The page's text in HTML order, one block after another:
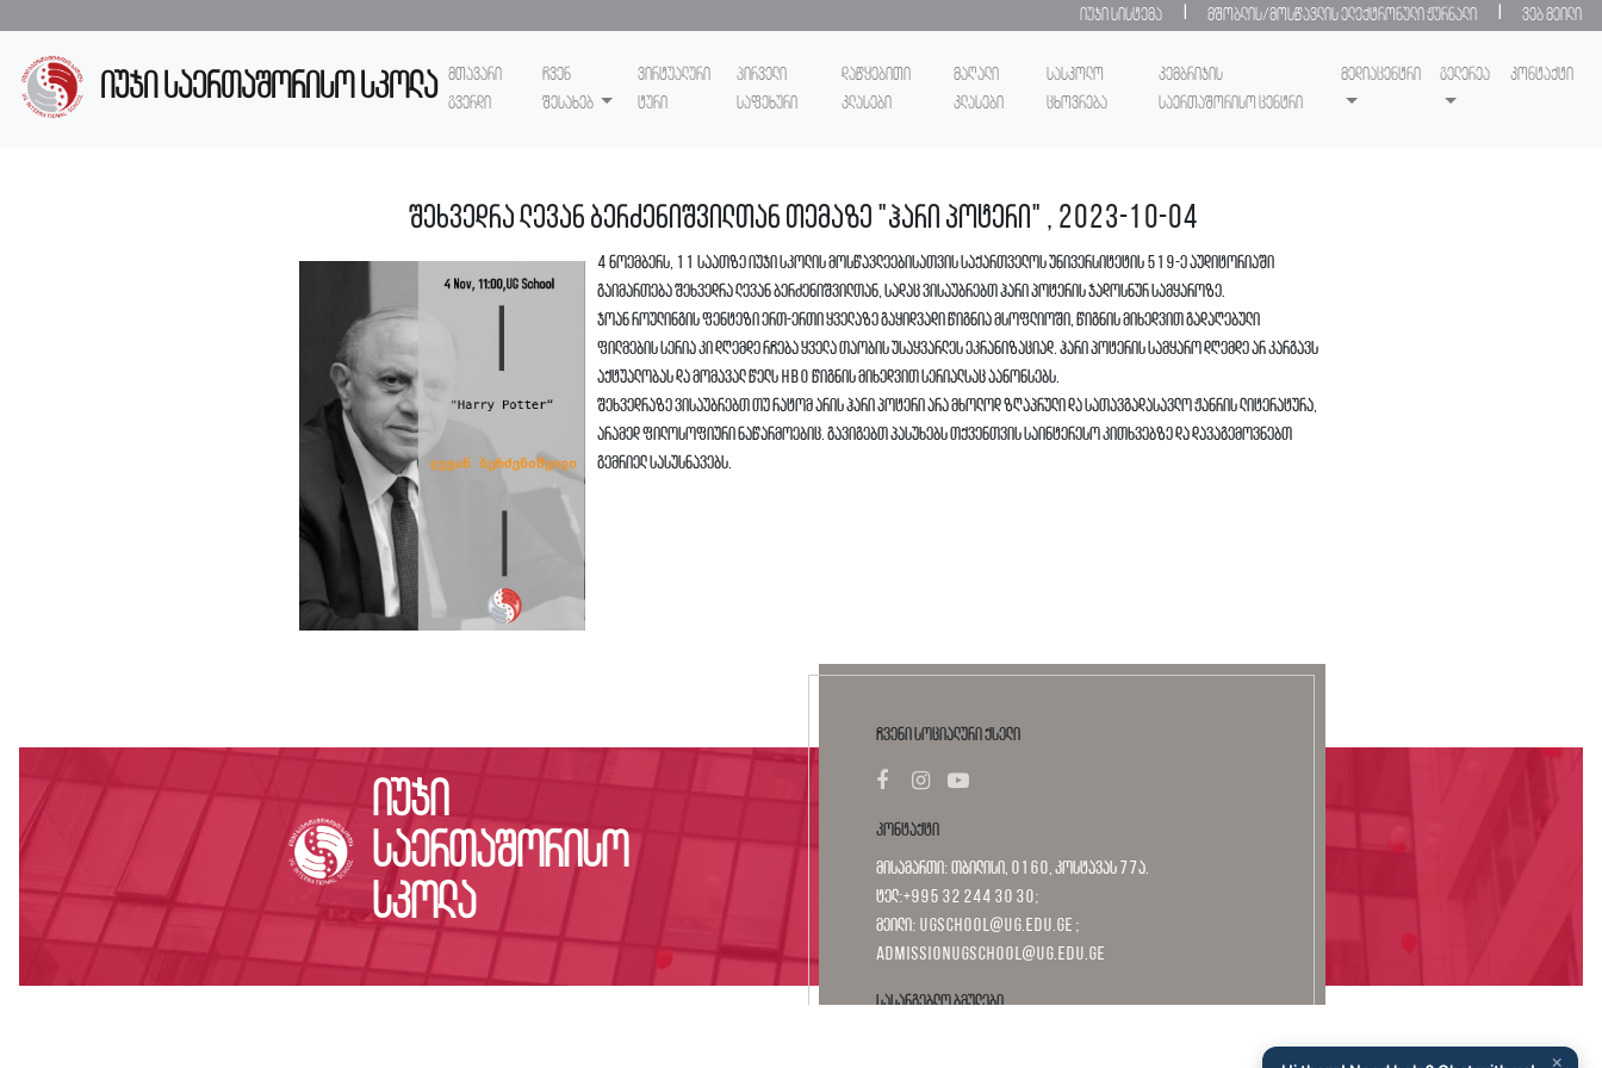
იუჯი სისტემა მშობლის/მოსწავლის ელექტრონული ჟურნალი ვებ მეილი
იუჯი საერთაშორისო სკოლა მთავარი
გვერდი
ჩვენ
შესახებ
ვირტუალური
ტური
პირველი
საფეხური
დაწყებითი
კლასები
მაღალი
კლასები
სასკოლო
ცხოვრება
კემბრიჯის
საერთაშორისო ცენტრი
მედიაცენტრი გელერეა კონტაქტი
შეხვედრა ლევან ბერძენიშვილთან თემაზე "ჰარი პოტერი" , 2023-10-04
4 ნოემბერს, 11 საათზე იუჯი სკოლის მოსწავლეებისათვის საქართველოს უნივერსიტეტის 519-ე აუდიტორიაში
გაიმართება შეხვედრა ლევან ბერძენიშვილთან, სადაც ვისაუბრებთ ჰარი პოტერის ჯადოსნურ სამყაროზე.
ჯოან როულინგის ფენტეზი ერთ-ერთი ყველაზე გაყიდვადი წიგნია მსოფლიოში, წიგნის მიხედვით გადაღებული
ფილმების სერია კი დღემდე რჩება ყველა თაობის უსაყვარლეს ეკრანიზაციად. ჰარი პოტერის სამყარო დღემდე არ კარგავს
აქტუალობას და მომავალ წელს HBO წიგნის მიხედვით სერიალსაც აანონსებს.
შეხვედრაზე ვისაუბრებთ თუ რატომ არის ჰარი პოტერი არა მხოლოდ ზღაპრული და სათავგადასავლო ჟანრის ლიტერატურა,
არამედ ფილოსოფიური ნაწარმოებიც. გავიგებთ პასუხებს თქვენთვის საინტერესო კითხვებზე და დავაგემოვნებთ
გემრიელ სასუსნავებს.
იუჯი
საერთაშორისო
სკოლა
ჩვენი სოციალური ქსელი
კონტაქტი
მისამართი: თბილისი, 0160, კოსტავას 77ა.
ტელ:+995 32 244 30 30;
მეილი: ugschool@ug.edu.ge ;
admissionugschool@ug.edu.ge
სასარგებლო ბმულები
×